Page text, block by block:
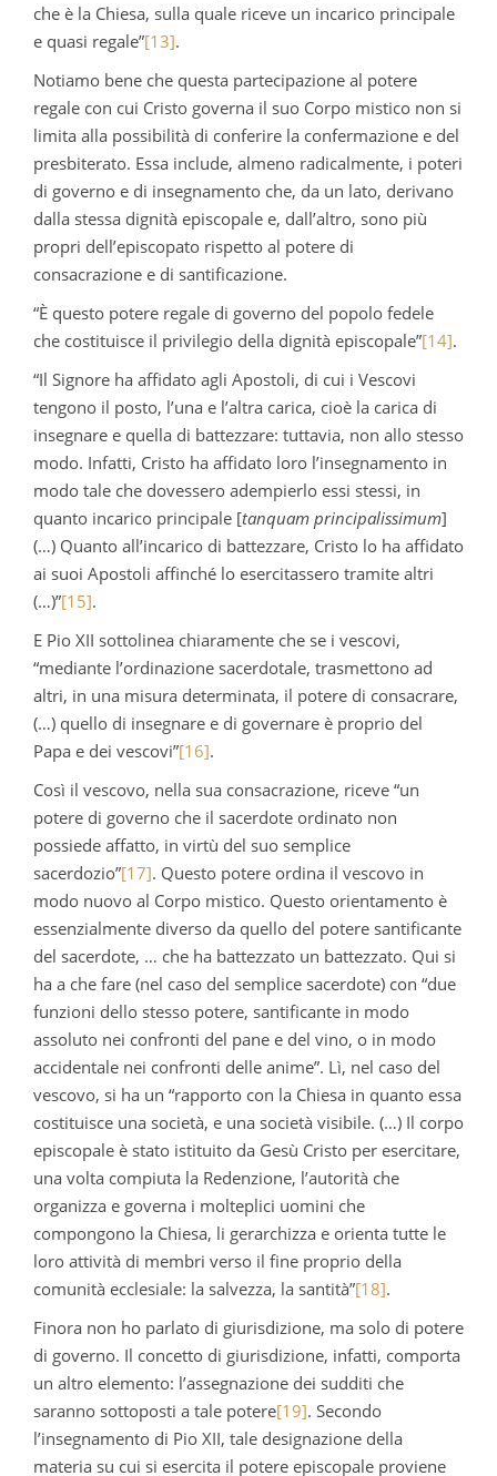
che è la Chiesa, sulla quale riceve un incarico principale
e quasi regale”[13].
Notiamo bene che questa partecipazione al potere
regale con cui Cristo governa il suo Corpo mistico non si
limita alla possibilità di conferire la confermazione e del
presbiterato. Essa include, almeno radicalmente, i poteri
di governo e di insegnamento che, da un lato, derivano
dalla stessa dignità episcopale e, dall’altro, sono più
propri dell’episcopato rispetto al potere di
consacrazione e di santificazione.
“È questo potere regale di governo del popolo fedele
che costituisce il privilegio della dignità episcopale”[14].
“Il Signore ha affidato agli Apostoli, di cui i Vescovi
tengono il posto, l’una e l’altra carica, cioè la carica di
insegnare e quella di battezzare: tuttavia, non allo stesso
modo. Infatti, Cristo ha affidato loro l’insegnamento in
modo tale che dovessero adempierlo essi stessi, in
quanto incarico principale [tanquam principalissimum]
(…) Quanto all’incarico di battezzare, Cristo lo ha affidato
ai suoi Apostoli affinché lo esercitassero tramite altri
(…)”[15].
E Pio XII sottolinea chiaramente che se i vescovi,
“mediante l’ordinazione sacerdotale, trasmettono ad
altri, in una misura determinata, il potere di consacrare,
(…) quello di insegnare e di governare è proprio del
Papa e dei vescovi”[16].
Così il vescovo, nella sua consacrazione, riceve “un
potere di governo che il sacerdote ordinato non
possiede affatto, in virtù del suo semplice
sacerdozio”[17]. Questo potere ordina il vescovo in
modo nuovo al Corpo mistico. Questo orientamento è
essenzialmente diverso da quello del potere santificante
del sacerdote, … che ha battezzato un battezzato. Qui si
ha a che fare (nel caso del semplice sacerdote) con “due
funzioni dello stesso potere, santificante in modo
assoluto nei confronti del pane e del vino, o in modo
accidentale nei confronti delle anime”. Lì, nel caso del
vescovo, si ha un “rapporto con la Chiesa in quanto essa
costituisce una società, e una società visibile. (…) Il corpo
episcopale è stato istituito da Gesù Cristo per esercitare,
una volta compiuta la Redenzione, l’autorità che
organizza e governa i molteplici uomini che
compongono la Chiesa, li gerarchizza e orienta tutte le
loro attività di membri verso il fine proprio della
comunità ecclesiale: la salvezza, la santità”[18].
Finora non ho parlato di giurisdizione, ma solo di potere
di governo. Il concetto di giurisdizione, infatti, comporta
un altro elemento: l’assegnazione dei sudditi che
saranno sottoposti a tale potere[19]. Secondo
l’insegnamento di Pio XII, tale designazione della
materia su cui si esercita il potere episcopale proviene